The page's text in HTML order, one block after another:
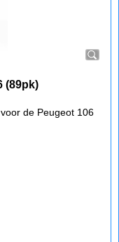
(89pk)
de Peugeot 106